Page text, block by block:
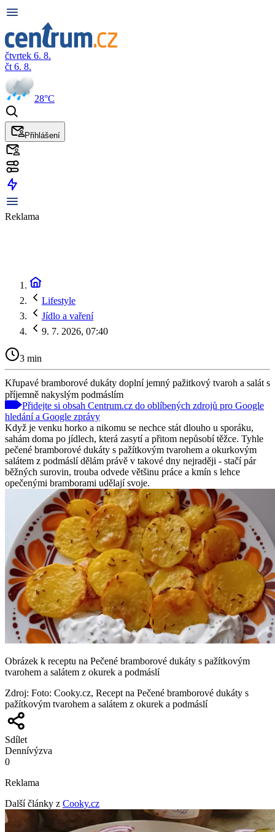
čtvrtek 6. 8.
čt 6. 8.
28°C
Přihlášení
Reklama
Lifestyle
Jídlo a vaření
9. 7. 2026, 07:40
3 min
Křupavé bramborové dukáty doplní jemný pažitkový tvaroh a salát s
příjemně nakyslým podmáslím
Přidejte si obsah Centrum.cz do oblíbených zdrojů pro Google
hledání a Google zprávy
Když je venku horko a nikomu se nechce stát dlouho u sporáku,
sahám doma po jídlech, která zasytí a přitom nepůsobí těžce. Tyhle
pečené bramborové dukáty s pažítkovým tvarohem a okurkovým
salátem z podmáslí dělám právě v takové dny nejraději - stačí pár
běžných surovin, trouba odvede většinu práce a kmín s lehce
opečenými bramborami udělají svoje.
Obrázek k receptu na Pečené bramborové dukáty s pažítkovým
tvarohem a salátem z okurek a podmáslí
Zdroj: Foto: Cooky.cz, Recept na Pečené bramborové dukáty s
pažítkovým tvarohem a salátem z okurek a podmáslí
Sdílet
Dennívýzva
0
Reklama
Další články z Cooky.cz